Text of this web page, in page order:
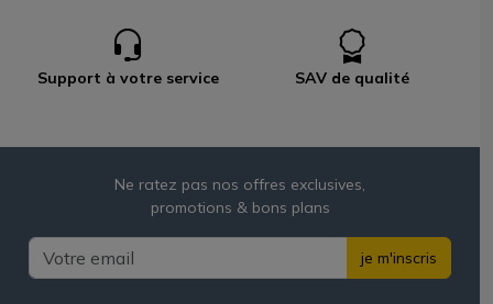
Support à votre service SAV de qualité
Ne ratez pas nos offres exclusives,
promotions & bons plans
je m'inscris